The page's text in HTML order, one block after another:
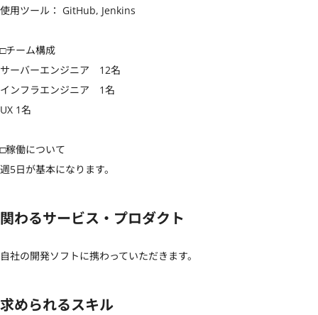
使用ツール： GitHub, Jenkins
□チーム構成
サーバーエンジニア　12名
インフラエンジニア　1名
UX 1名
□稼働について
週5日が基本になります。
関わるサービス・プロダクト
自社の開発ソフトに携わっていただきます。
求められるスキル